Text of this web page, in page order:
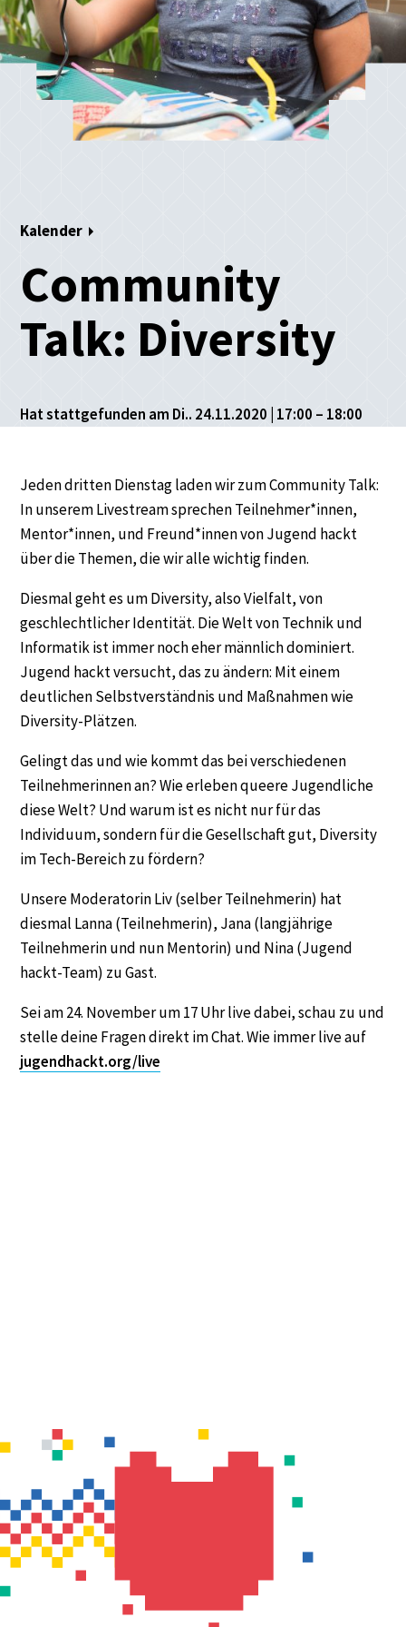
Kalender
Community
Talk: Diversity
Hat stattgefunden am Di.. 24.11.2020 | 17:00 – 18:00
Jeden dritten Dienstag laden wir zum Community Talk:
In unserem Livestream sprechen Teilnehmer*innen,
Mentor*innen, und Freund*innen von Jugend hackt
über die Themen, die wir alle wichtig finden.
Diesmal geht es um Diversity, also Vielfalt, von
geschlechtlicher Identität. Die Welt von Technik und
Informatik ist immer noch eher männlich dominiert.
Jugend hackt versucht, das zu ändern: Mit einem
deutlichen Selbstverständnis und Maßnahmen wie
Diversity-Plätzen.
Gelingt das und wie kommt das bei verschiedenen
Teilnehmerinnen an? Wie erleben queere Jugendliche
diese Welt? Und warum ist es nicht nur für das
Individuum, sondern für die Gesellschaft gut, Diversity
im Tech-Bereich zu fördern?
Unsere Moderatorin Liv (selber Teilnehmerin) hat
diesmal Lanna (Teilnehmerin), Jana (langjährige
Teilnehmerin und nun Mentorin) und Nina (Jugend
hackt-Team) zu Gast.
Sei am 24. November um 17 Uhr live dabei, schau zu und
stelle deine Fragen direkt im Chat. Wie immer live auf
jugendhackt.org/live